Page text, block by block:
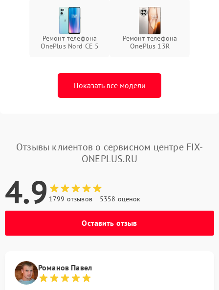
Ремонт телефона
OnePlus Nord CE 5
Ремонт телефона
OnePlus 13R
Показать все модели
Отзывы клиентов о сервисном центре FIX-
ONEPLUS.RU
4.9 1799 отзывов 5358 оценок
Оставить отзыв
Романов Павел